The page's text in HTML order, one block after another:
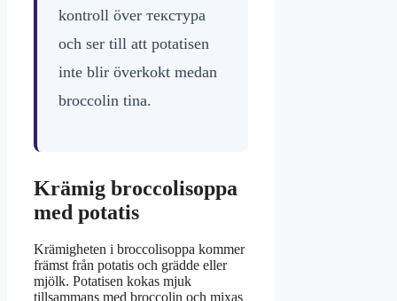
kontroll över текстура
och ser till att potatisen
inte blir överkokt medan
broccolin tinа.
Krämig broccolisoppa
med potatis
Krämigheten i broccolisoppa kommer
främst från potatis och grädde eller
mjölk. Potatisen kokas mjuk
tillsammans med broccolin och mixas